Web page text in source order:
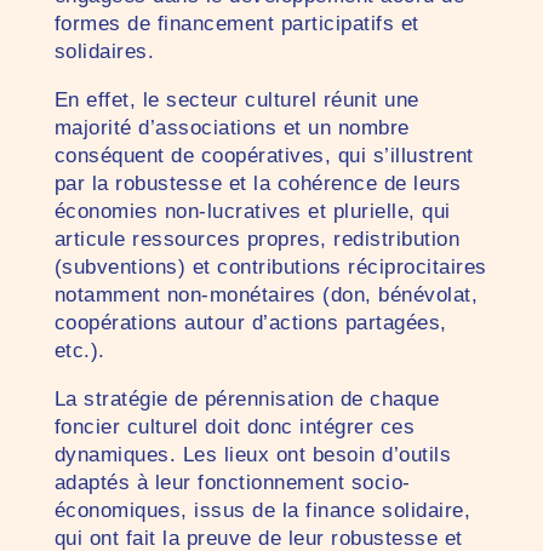
formes de financement participatifs et
solidaires.
En effet, le secteur culturel réunit une
majorité d’associations et un nombre
conséquent de coopératives, qui s’illustrent
par la robustesse et la cohérence de leurs
économies non-lucratives et plurielle, qui
articule ressources propres, redistribution
(subventions) et contributions réciprocitaires
notamment non-monétaires (don, bénévolat,
coopérations autour d’actions partagées,
etc.).
La stratégie de pérennisation de chaque
foncier culturel doit donc intégrer ces
dynamiques. Les lieux ont besoin d’outils
adaptés à leur fonctionnement socio-
économiques, issus de la finance solidaire,
qui ont fait la preuve de leur robustesse et